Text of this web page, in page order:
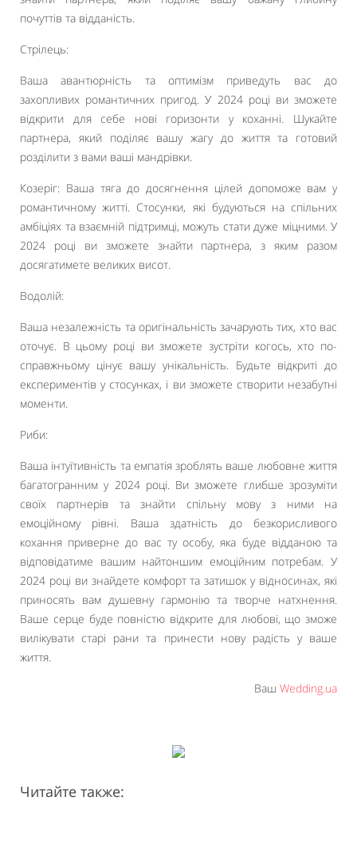
почуттів та відданість.
Стрілець:
Ваша авантюрність та оптимізм приведуть вас до
захопливих романтичних пригод. У 2024 році ви зможете
відкрити для себе нові горизонти у коханні. Шукайте
партнера, який поділяє вашу жагу до життя та готовий
розділити з вами ваші мандрівки.
Козеріг: Ваша тяга до досягнення цілей допоможе вам у
романтичному житті. Стосунки, які будуються на спільних
амбіціях та взаємній підтримці, можуть стати дуже міцними. У
2024 році ви зможете знайти партнера, з яким разом
досягатимете великих висот.
Водолій:
Ваша незалежність та оригінальність зачарують тих, хто вас
оточує. В цьому році ви зможете зустріти когось, хто по-
справжньому цінує вашу унікальність. Будьте відкриті до
експериментів у стосунках, і ви зможете створити незабутні
моменти.
Риби:
Ваша інтуїтивність та емпатія зроблять ваше любовне життя
багатогранним у 2024 році. Ви зможете глибше зрозуміти
своїх партнерів та знайти спільну мову з ними на
емоційному рівні. Ваша здатність до безкорисливого
кохання приверне до вас ту особу, яка буде відданою та
відповідатиме вашим найтоншим емоційним потребам. У
2024 році ви знайдете комфорт та затишок у відносинах, які
приносять вам душевну гармонію та творче натхнення.
Ваше серце буде повністю відкрите для любові, що зможе
вилікувати старі рани та принести нову радість у ваше
життя.
Ваш Wedding.ua
Читайте также: